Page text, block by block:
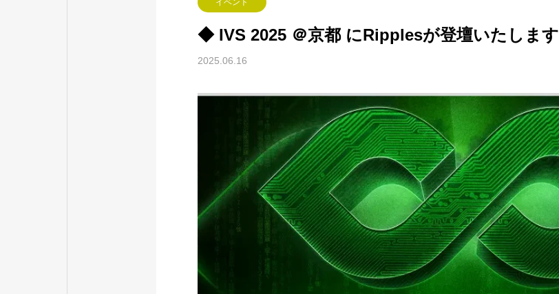
イベント
◆ IVS 2025 ＠京都 にRipplesが登壇いたします
2025.06.16